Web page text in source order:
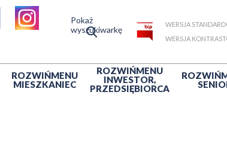
Pokaż
wyszukiwarkę
WERSJA
WERSJA
ROZWIŃMENU
MIESZKANIEC
ROZWIŃMENU
INWESTOR,
PRZEDSIĘBIORCA
ROZWIŃ